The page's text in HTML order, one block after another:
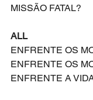
MISSÃO FATAL?
ALL
ENFRENTE OS
ENFRENTE OS
ENFRENTE A